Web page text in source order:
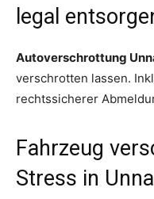
legal
Autoverschrottung
verschrotten lassen.
rechtssicherer
Fahrzeug
Stress in Unna